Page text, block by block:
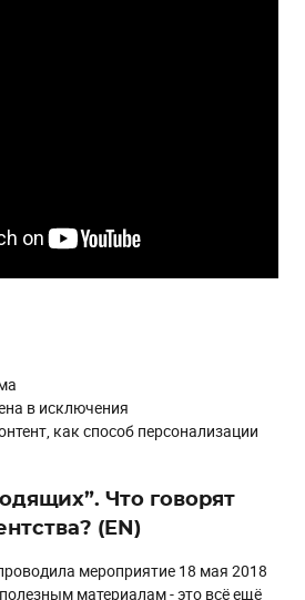
в исключения
как способ персонализации
Что говорят
(EN)
мероприятие 18 мая 2018
материалам - это всё ещё